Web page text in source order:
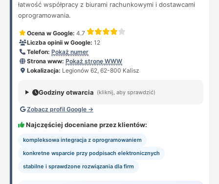
łatwość współpracy z biurami rachunkowymi i dostawcami
oprogramowania.
Ocena w Google: 4.7
Liczba opinii w Google: 12
Telefon: Pokaż numer
Strona www: Pokaż stronę WWW
Lokalizacja: Legionów 62, 62-800 Kalisz
Godziny otwarcia (kliknij, aby sprawdzić)
Zobacz profil Google →
Najczęściej doceniane przez klientów:
kompleksowa integracja z oprogramowaniem
konkretne wsparcie przy podpisach elektronicznych
stabilne i sprawdzone rozwiązania dla firm